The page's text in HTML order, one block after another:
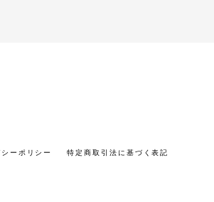
ーポリシー 特定商取引法に基づく表記